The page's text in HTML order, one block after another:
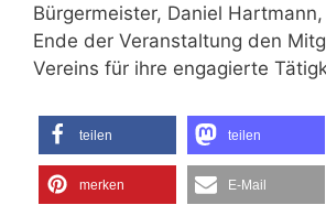
Bürgermeister, Daniel
Ende der Veranstaltung den
Vereins für ihre engagierte
teilen teilen
merken E-Mail